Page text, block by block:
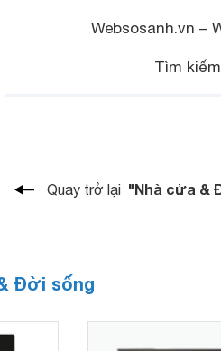
Websosanh.vn –
Tìm
Quay trở lại "Nhà cửa &
Đời sống